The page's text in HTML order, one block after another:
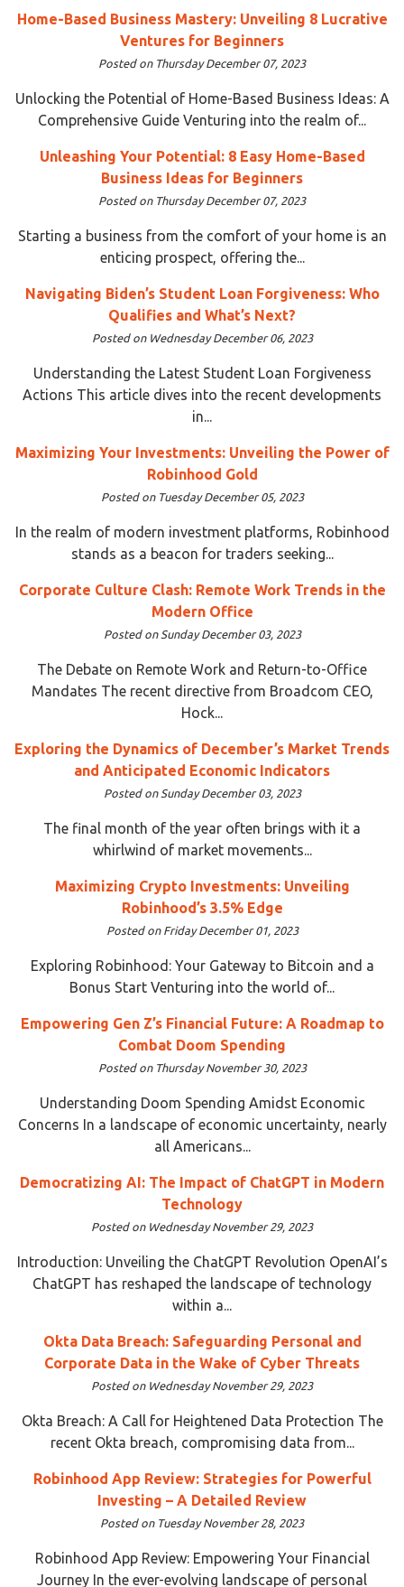
Home-Based Business Mastery: Unveiling 8 Lucrative
Ventures for Beginners
Posted on Thursday December 07, 2023
Unlocking the Potential of Home-Based Business Ideas: A
Comprehensive Guide Venturing into the realm of...
Unleashing Your Potential: 8 Easy Home-Based
Business Ideas for Beginners
Posted on Thursday December 07, 2023
Starting a business from the comfort of your home is an
enticing prospect, offering the...
Navigating Biden’s Student Loan Forgiveness: Who
Qualifies and What’s Next?
Posted on Wednesday December 06, 2023
Understanding the Latest Student Loan Forgiveness
Actions This article dives into the recent developments
in...
Maximizing Your Investments: Unveiling the Power of
Robinhood Gold
Posted on Tuesday December 05, 2023
In the realm of modern investment platforms, Robinhood
stands as a beacon for traders seeking...
Corporate Culture Clash: Remote Work Trends in the
Modern Office
Posted on Sunday December 03, 2023
The Debate on Remote Work and Return-to-Office
Mandates The recent directive from Broadcom CEO,
Hock...
Exploring the Dynamics of December’s Market Trends
and Anticipated Economic Indicators
Posted on Sunday December 03, 2023
The final month of the year often brings with it a
whirlwind of market movements...
Maximizing Crypto Investments: Unveiling
Robinhood’s 3.5% Edge
Posted on Friday December 01, 2023
Exploring Robinhood: Your Gateway to Bitcoin and a
Bonus Start Venturing into the world of...
Empowering Gen Z’s Financial Future: A Roadmap to
Combat Doom Spending
Posted on Thursday November 30, 2023
Understanding Doom Spending Amidst Economic
Concerns In a landscape of economic uncertainty, nearly
all Americans...
Democratizing AI: The Impact of ChatGPT in Modern
Technology
Posted on Wednesday November 29, 2023
Introduction: Unveiling the ChatGPT Revolution OpenAI’s
ChatGPT has reshaped the landscape of technology
within a...
Okta Data Breach: Safeguarding Personal and
Corporate Data in the Wake of Cyber Threats
Posted on Wednesday November 29, 2023
Okta Breach: A Call for Heightened Data Protection The
recent Okta breach, compromising data from...
Robinhood App Review: Strategies for Powerful
Investing – A Detailed Review
Posted on Tuesday November 28, 2023
Robinhood App Review: Empowering Your Financial
Journey In the ever-evolving landscape of personal